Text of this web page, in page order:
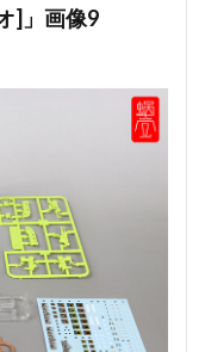
]」画像9